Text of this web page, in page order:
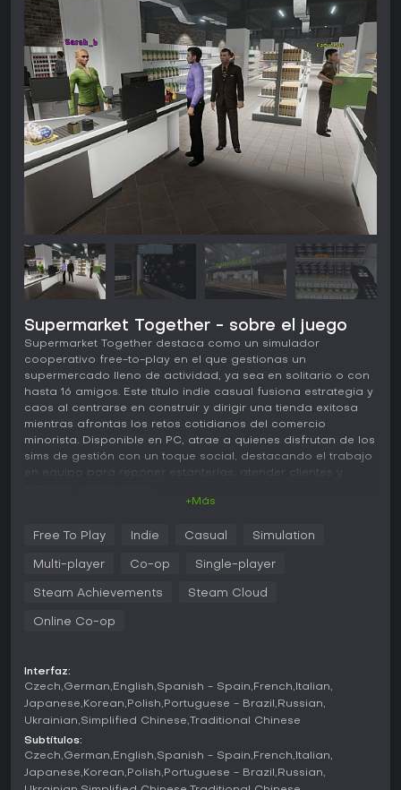
Supermarket Together - sobre el juego
Supermarket Together destaca como un simulador
cooperativo free-to-play en el que gestionas un
supermercado lleno de actividad, ya sea en solitario o con
hasta 16 amigos. Este título indie casual fusiona estrategia y
caos al centrarse en construir y dirigir una tienda exitosa
mientras afrontas los retos cotidianos del comercio
minorista. Disponible en PC, atrae a quienes disfrutan de los
sims de gestión con un toque social, destacando el trabajo
en equipo para reponer estanterías, atender clientes y
En Supermarket Together, el núcleo del juego gira en torno
a la gestión de inventario, satisfacción del cliente y
300 productos distintos en categorías como básicos,
jardinería. A medida que tu supermercado prospera,
rendimiento de los empleados o añadir nuevos beneficios.
La expansión es fundamental: puedes adquirir más espacio
comercial, almacén o instalaciones para exhibir hasta
49.000 productos en estanterías totalmente mejoradas. La
contratación cobra gran importancia, con 18 empleados
disponibles en siete roles: cajero, repositor, almacén,
seguridad, técnico, empaquetado y fabricación. Estos
+Más
Free To Play Indie Casual Simulation
Multi-player Co-op Single-player
Steam Achievements Steam Cloud
Online Co-op
Interfaz:
Czech German English Spanish - Spain French Italian
Japanese Korean Polish Portuguese - Brazil
Russian
Ukrainian Simplified Chinese
Traditional Chinese
Subtítulos:
Czech German English Spanish - Spain French Italian
Japanese Korean Polish Portuguese - Brazil
Russian